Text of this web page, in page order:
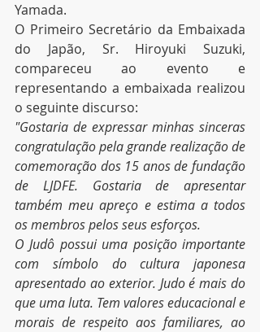
Yamada.
O Primeiro Secretário da Embaixada
do Japão, Sr. Hiroyuki Suzuki,
compareceu ao evento e
representando a embaixada realizou
o seguinte discurso:
"Gostaria de expressar minhas sinceras
congratulação pela grande realização de
comemoração dos 15 anos de fundação
de LJDFE. Gostaria de apresentar
também meu apreço e estima a todos
os membros pelos seus esforços.
O Judô possui uma posição importante
com símbolo do cultura japonesa
apresentado ao exterior. Judo é mais do
que uma luta. Tem valores educacional e
morais de respeito aos familiares, ao